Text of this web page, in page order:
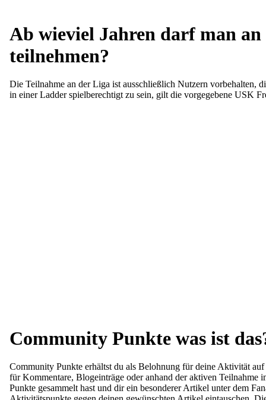
Ab wieviel Jahren darf man
teilnehmen?
Die Teilnahme an der Liga ist ausschließlich Nutzern vorbehalten,
in einer Ladder spielberechtigt zu sein, gilt die vorgegebene USK
Community Punkte was ist
Community Punkte erhältst du als Belohnung für deine Aktivität
für Kommentare, Blogeinträge oder anhand der aktiven Teilnahme
Punkte gesammelt hast und dir ein besonderer Artikel unter dem